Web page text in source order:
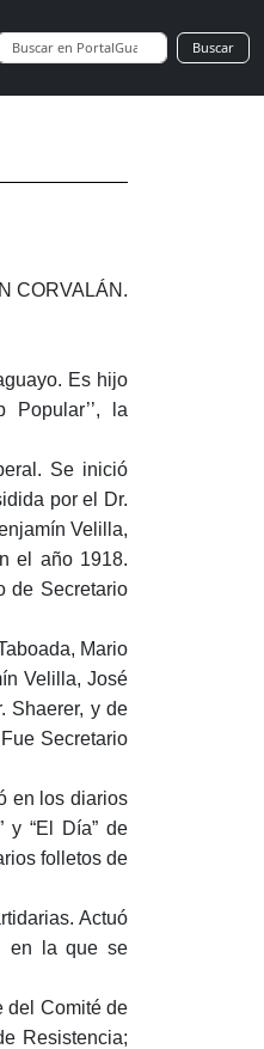
Buscar
CORVALÁN.
Es hijo
Popular’’, la
Se inició
por el Dr.
Velilla,
el año 1918.
de Secretario
Mario
Velilla, José
Shaerer, y de
Secretario
en los diarios
y “El Día” de
folletos de
Actuó
en la que se
del Comité de
Resistencia;